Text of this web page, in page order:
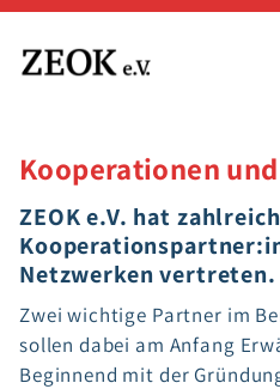
Zum
Inhalt
springen
Kooperationen
ZEOK e.V. hat
Netzwerken vertreten.
Zwei wichtige Partner im
sollen dabei am Anfang
Beginnend mit der